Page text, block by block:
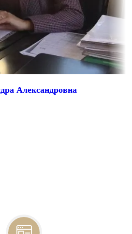
Александровна